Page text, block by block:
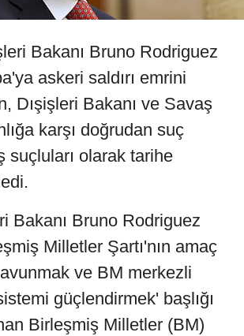
Bakanı Bruno Rodriguez
askeri saldırı emrini
Dışişleri Bakanı ve Savaş
karşı doğrudan suç
suçluları olarak tarihe
Bakanı Bruno Rodriguez
Milletler Şartı'nın amaç
ve BM merkezli
güçlendirmek' başlığı
Birleşmiş Milletler (BM)